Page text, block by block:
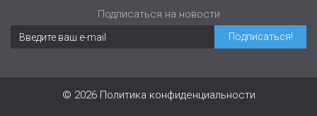
Подписаться на новости
© 2026 Политика конфиденциальности